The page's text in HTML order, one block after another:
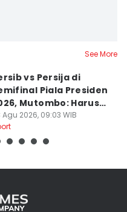
See More
vs Persija di
Piala Presiden
Mutombo: Harus
Agu 2026, 09:03 WIB